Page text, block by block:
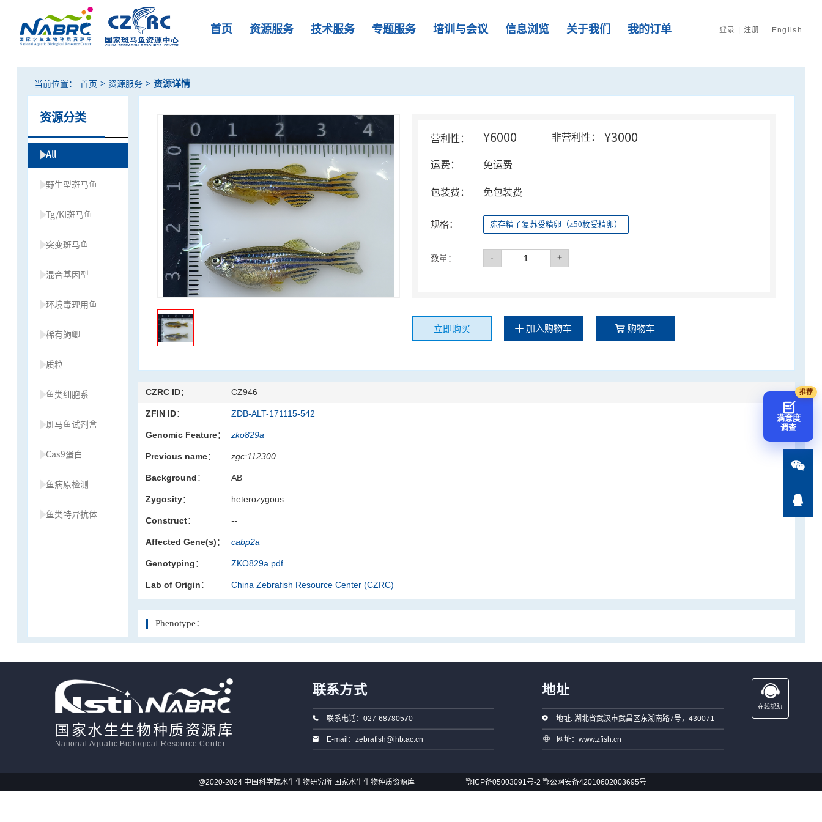
首页 资源服务 技术服务 专题服务 培训与会议 信息浏览 关于我们 我的订单 登录 | 注册 English
当前位置： 首页 > 资源服务 > 资源详情
资源分类
All
野生型斑马鱼
Tg/KI斑马鱼
突变斑马鱼
混合基因型
环境毒理用鱼
稀有鮈鲫
质粒
鱼类细胞系
斑马鱼试剂盒
Cas9蛋白
鱼病原检测
鱼类特异抗体
营利性： ¥6000 非营利性： ¥3000
运费： 免运费
包装费： 免包装费
规格： 冻存精子复苏受精卵（≥50枚受精卵）
数量： - +
立即购买 加入购物车 购物车
CZRC ID： CZ946
ZFIN ID： ZDB-ALT-171115-542
Genomic Feature： zko829a
Previous name： zgc:112300
Background： AB
Zygosity： heterozygous
Construct： --
Affected Gene(s)： cabp2a
Genotyping： ZKO829a.pdf
Lab of Origin： China Zebrafish Resource Center (CZRC)
Phenotype：
国家水生生物种质资源库
National Aquatic Biological Resource Center
联系方式
联系电话：027-68780570
E-mail：zebrafish@ihb.ac.cn
地址
地址: 湖北省武汉市武昌区东湖南路7号，430071
网址：www.zfish.cn
在线帮助
@2020-2024 中国科学院水生生物研究所 国家水生生物种质资源库 鄂ICP备05003091号-2 鄂公网安备42010602003695号
满意度
调查

